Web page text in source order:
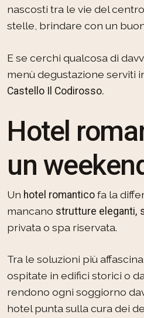
nascosti tra le vie del
stelle, brindare con un
E se cerchi qualcosa di
menù degustazione serviti
Castello Il Codirosso.
Hotel
un
Un hotel romantico fa la
mancano strutture eleganti,
privata o spa riservata.
Tra le soluzioni più
ospitate in edifici storici o
rendono ogni soggiorno
hotel punta sulla cura dei